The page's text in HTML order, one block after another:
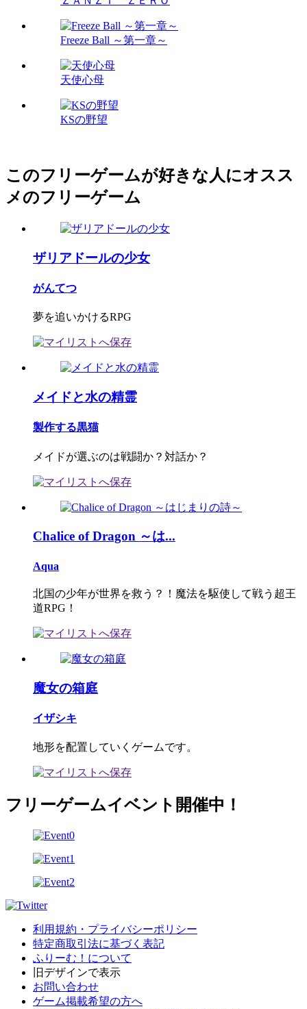
Freeze Ball ～第一章～
天使心母
KSの野望
このフリーゲームが好きな人にオスス
メのフリーゲーム
ザリアドールの少女
がんてつ
夢を追いかけるRPG
メイドと水の精霊
製作する黒猫
メイドが選ぶのは戦闘か？対話か？
Chalice of Dragon ～は...
Aqua
北国の少年が世界を救う？！魔法を駆使して戦う超王
道RPG！
魔女の箱庭
イザシキ
地形を配置していくゲームです。
フリーゲームイベント開催中！
利用規約・プライバシーポリシー
特定商取引法に基づく表記
ふりーむ！について
旧デザインで表示
お問い合わせ
ゲーム掲載希望の方へ